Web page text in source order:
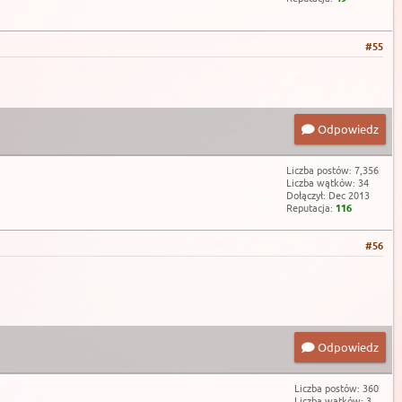
#55
Odpowiedz
Liczba postów: 7,356
Liczba wątków: 34
Dołączył: Dec 2013
Reputacja: 116
#56
Odpowiedz
Liczba postów: 360